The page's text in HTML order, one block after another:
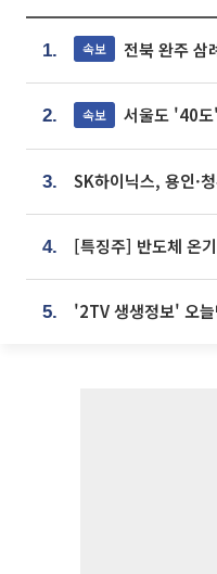
1. 속보 전북 완주 삼
2. 속보 서울도 '40
3.
4.
5.